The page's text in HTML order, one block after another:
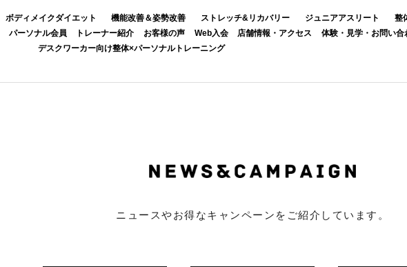
ボディメイクダイエット 機能改善＆姿勢改善 ストレッチ&リカバリー ジュニアアスリート 整
パーソナル会員 トレーナー紹介 お客様の声 Web入会 店舗情報・アクセス 体験・見学・お問い合
デスクワーカー向け整体×パーソナルトレーニング
ニュースやお得なキャンペーンをご紹介しています。